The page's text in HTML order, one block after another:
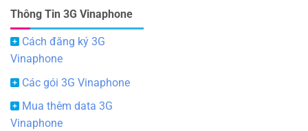
Thông Tin 3G Vinaphone
Cách đăng ký 3G
Vinaphone
Các gói 3G Vinaphone
Mua thêm data 3G
Vinaphone